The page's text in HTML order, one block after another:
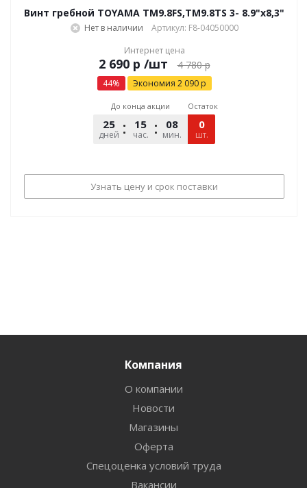
Винт гребной TOYAMA TM9.8FS,TM9.8TS 3- 8.9"х8,3"
Нет в наличии
Артикул: F8-04050000
Интернет цена
р /шт 4 780р
44% Экономия 2 090р
До конца акции
25
дней
15
час.
08
мин.
54
сек.
Остаток
0
шт.
Узнать цену и срок поставки
Компания
О компании
Новости
Магазины
Оферта
Спецоценка условий труда
Вакансии